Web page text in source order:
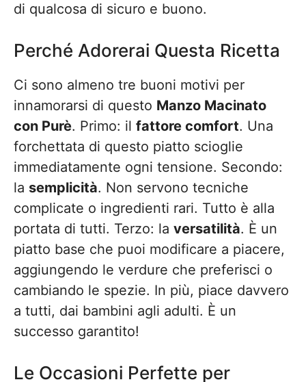
di qualcosa di sicuro e buono.
Perché Adorerai Questa Ricetta
Ci sono almeno tre buoni motivi per
innamorarsi di questo Manzo Macinato
con Purè. Primo: il fattore comfort. Una
forchettata di questo piatto scioglie
immediatamente ogni tensione. Secondo:
la semplicità. Non servono tecniche
complicate o ingredienti rari. Tutto è alla
portata di tutti. Terzo: la versatilità. È un
piatto base che puoi modificare a piacere,
aggiungendo le verdure che preferisci o
cambiando le spezie. In più, piace davvero
a tutti, dai bambini agli adulti. È un
successo garantito!
Le Occasioni Perfette per